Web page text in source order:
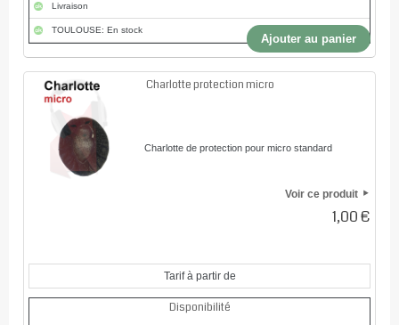
Livraison
TOULOUSE: En stock
Ajouter au panier
Charlotte protection micro
Charlotte de protection pour micro standard
Voir ce produit
1,00 €
Tarif à partir de
Disponibilité